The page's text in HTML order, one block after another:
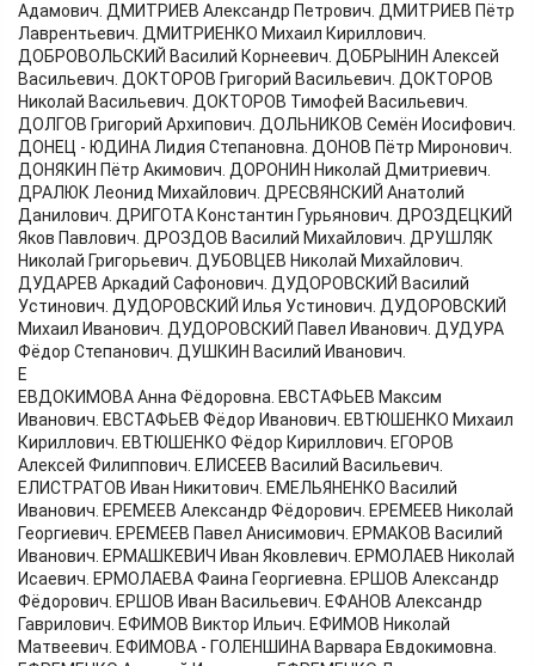
Адамович. ДМИТРИЕВ Александр Петрович. ДМИТРИЕВ Пётр
Лаврентьевич. ДМИТРИЕНКО Михаил Кириллович.
ДОБРОВОЛЬСКИЙ Василий Корнеевич. ДОБРЫНИН Алексей
Васильевич. ДОКТОРОВ Григорий Васильевич. ДОКТОРОВ
Николай Васильевич. ДОКТОРОВ Тимофей Васильевич.
ДОЛГОВ Григорий Архипович. ДОЛЬНИКОВ Семён Иосифович.
ДОНЕЦ - ЮДИНА Лидия Степановна. ДОНОВ Пётр Миронович.
ДОНЯКИН Пётр Акимович. ДОРОНИН Николай Дмитриевич.
ДРАЛЮК Леонид Михайлович. ДРЕСВЯНСКИЙ Анатолий
Данилович. ДРИГОТА Константин Гурьянович. ДРОЗДЕЦКИЙ
Яков Павлович. ДРОЗДОВ Василий Михайлович. ДРУШЛЯК
Николай Григорьевич. ДУБОВЦЕВ Николай Михайлович.
ДУДАРЕВ Аркадий Сафонович. ДУДОРОВСКИЙ Василий
Устинович. ДУДОРОВСКИЙ Илья Устинович. ДУДОРОВСКИЙ
Михаил Иванович. ДУДОРОВСКИЙ Павел Иванович. ДУДУРА
Фёдор Степанович. ДУШКИН Василий Иванович.
Е
ЕВДОКИМОВА Анна Фёдоровна. ЕВСТАФЬЕВ Максим
Иванович. ЕВСТАФЬЕВ Фёдор Иванович. ЕВТЮШЕНКО Михаил
Кириллович. ЕВТЮШЕНКО Фёдор Кириллович. ЕГОРОВ
Алексей Филиппович. ЕЛИСЕЕВ Василий Васильевич.
ЕЛИСТРАТОВ Иван Никитович. ЕМЕЛЬЯНЕНКО Василий
Иванович. ЕРЕМЕЕВ Александр Фёдорович. ЕРЕМЕЕВ Николай
Георгиевич. ЕРЕМЕЕВ Павел Анисимович. ЕРМАКОВ Василий
Иванович. ЕРМАШКЕВИЧ Иван Яковлевич. ЕРМОЛАЕВ Николай
Исаевич. ЕРМОЛАЕВА Фаина Георгиевна. ЕРШОВ Александр
Фёдорович. ЕРШОВ Иван Васильевич. ЕФАНОВ Александр
Гаврилович. ЕФИМОВ Виктор Ильич. ЕФИМОВ Николай
Матвеевич. ЕФИМОВА - ГОЛЕНШИНА Варвара Евдокимовна.